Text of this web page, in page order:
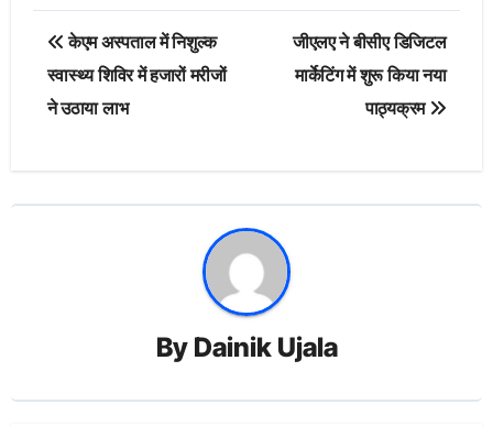
Post
navigation
केएम अस्पताल में निशुल्क
स्वास्थ्य शिविर में हजारों मरीजों
ने उठाया लाभ
जीएलए ने बीसीए डिजिटल
मार्केटिंग में शुरू किया नया
पाठ्यक्रम
By Dainik Ujala